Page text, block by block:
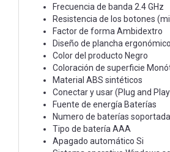
Frecuencia de banda 2.4 GHz
Resistencia de los botones
Factor de forma Ambidextro
Diseño de plancha
Color del producto Negro
Coloración de superficie
Material ABS sintéticos
Conectar y usar (Plug and
Fuente de energía Baterías
Numero de baterías
Tipo de batería AAA
Apagado automático Si